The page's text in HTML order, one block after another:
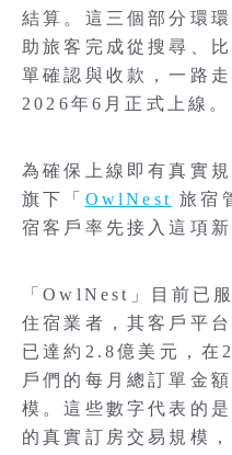
結算。這三個部分環
助旅客完成從搜尋、
單確認與收款，一路
2026年6月正式上線。
為確保上線即有真實
旗下「 OwlNest 旅宿
宿客戶率先接入這項新
「OwlNest」目前已
住宿業者，其客戶平
已達約2.8億美元，在
戶們的每月總訂單金
模。這些數字代表的
的真實訂房交易規模